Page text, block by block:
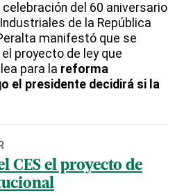
del 60 aniversario
de la República
manifestó que se
proyecto de ley que
para la reforma
el presidente decidirá si la
CES el proyecto de